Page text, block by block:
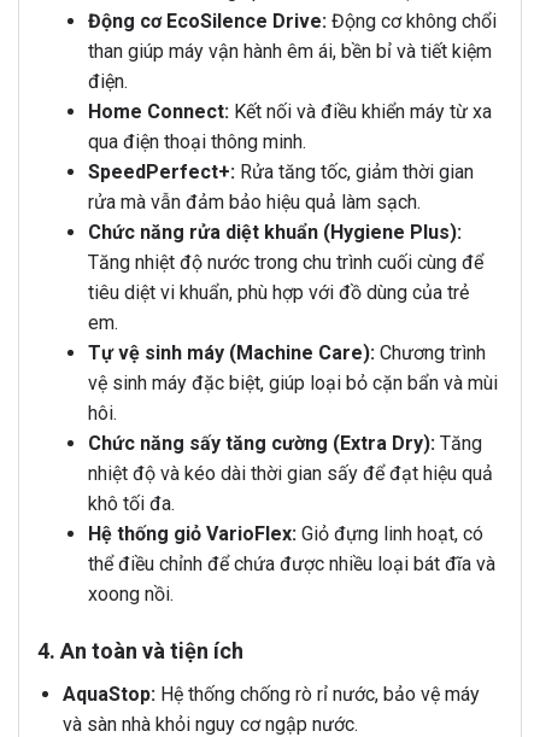
Động cơ EcoSilence Drive:Động cơ không chổi
than giúp máy vận hành êm ái, bền bỉ và tiết kiệm
điện.
Home Connect:Kết nối và điều khiển máy từ xa
qua điện thoại thông minh.
SpeedPerfect+:Rửa tăng tốc, giảm thời gian
rửa mà vẫn đảm bảo hiệu quả làm sạch.
Chức năng rửa diệt khuẩn (Hygiene Plus):
Tăng nhiệt độ nước trong chu trình cuối cùng để
tiêu diệt vi khuẩn, phù hợp với đồ dùng của trẻ
em.
Tự vệ sinh máy (Machine Care):Chương trình
vệ sinh máy đặc biệt, giúp loại bỏ cặn bẩn và mùi
hôi.
Chức năng sấy tăng cường (Extra Dry):Tăng
nhiệt độ và kéo dài thời gian sấy để đạt hiệu quả
khô tối đa.
Hệ thống giỏ VarioFlex:Giỏ đựng linh hoạt, có
thể điều chỉnh để chứa được nhiều loại bát đĩa và
xoong nồi.
4. An toàn và tiện ích
AquaStop:Hệ thống chống rò rỉ nước, bảo vệ máy
và sàn nhà khỏi nguy cơ ngập nước.